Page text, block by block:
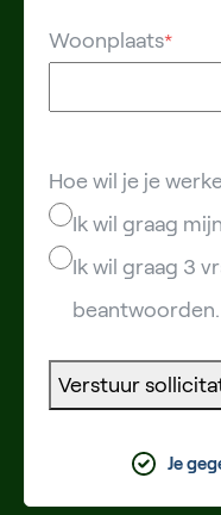
Woonplaats*
Hoe wil je je
Ik wil graag
Ik wil graag 3
beantwoorden.
Verstuur
Je